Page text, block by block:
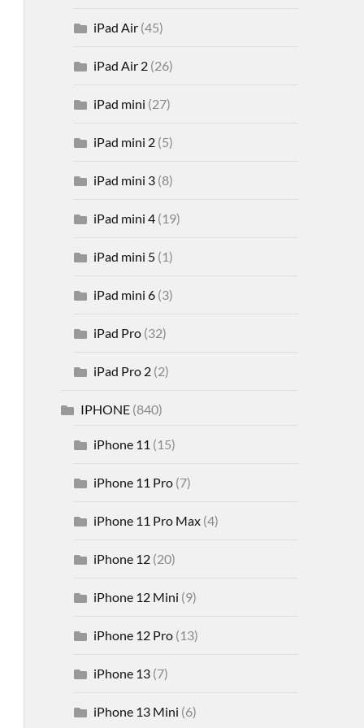
iPad Air(45)
iPad Air 2(26)
iPad mini (27)
iPad mini 2(5)
iPad mini 3(8)
iPad mini 4(19)
iPad mini 5(1)
iPad mini 6(3)
iPad Pro(32)
iPad Pro 2(2)
IPHONE(840)
iPhone 11 (15)
iPhone 11 Pro(7)
iPhone 11 Pro Max(4)
iPhone 12(20)
iPhone 12 Mini (9)
iPhone 12 Pro(13)
iPhone 13(7)
iPhone 13 Mini (6)